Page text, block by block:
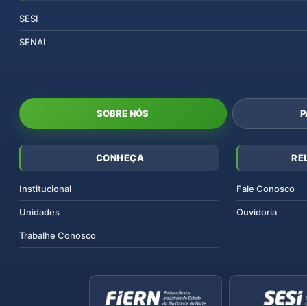
SESI
SENAI
SOBRE NÓS
CONHEÇA
Institucional
Unidades
Trabalhe Conosco
Fale Conosco
Ouvidoria